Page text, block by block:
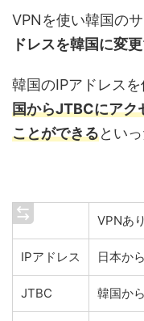
VPNを使い韓国の
ドレスを韓国に変更
韓国のIPアドレスを
国からJTBCにアク
ことができるとい
VPNあり
IPアドレス 日本か
JTBC 韓国か